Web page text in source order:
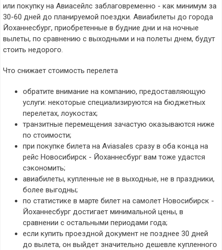
или покупку на Авиасейлс заблаговременно - как минимум за
30-60 дней до планируемой поездки. Авиабилеты до города
Йоханнесбург, приобретенные в будние дни и на ночные
вылеты, по сравнению с выходными и на полеты днем, будут
стоить недорого.
Что снижает стоимость перелета
обратите внимание на компанию, предоставляющую
услуги: некоторые специализируются на бюджетных
перелетах, лоукостах;
транзитные перемещения зачастую оказываются ниже
по стоимости;
при покупке билета на Aviasales сразу в оба конца на
рейс Новосибирск - Йоханнесбург вам тоже удастся
сэкономить;
авиабилеты, купленные не в выходные, не в праздники,
более выгодны;
по статистике в марте билет на самолет Новосибирск -
Йоханнесбург достигает минимальной цены, в
сравнении с остальными периодами года;
если купить проездной документ не позднее 30 дней
до вылета, он выйдет значительно дешевле купленного